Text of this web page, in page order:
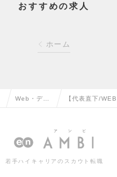
おすすめの求人
ホーム
Web・デジ
ティングの
【代表直下/
業拡大フェーズ
若手ハイキャリアのスカウト転職